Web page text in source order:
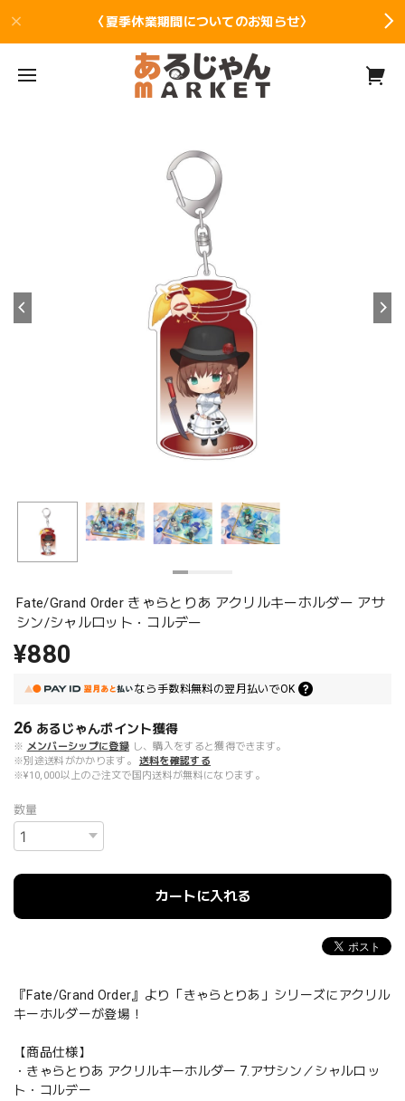
〈夏季休業期間についてのお知らせ〉
Fate/Grand Order きゃらとりあ アクリルキーホルダー アサ
シン/シャルロット・コルデー
¥880
なら 手数料無料の翌月払いでOK
26 あるじゃんポイント獲得
※ メンバーシップに登録 し、購入をすると獲得できます。
※別途送料がかかります。
送料を確認する
※¥10,000以上のご注文で国内送料が無料になります。
数量
カートに入れる
『Fate/Grand Order』より「きゃらとりあ」シリーズにアクリル
キーホルダーが登場！
【商品仕様】
・きゃらとりあ アクリルキーホルダー 7.アサシン／シャルロッ
ト・コルデー